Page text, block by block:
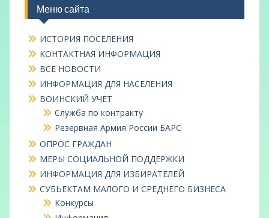
Меню сайта
ИСТОРИЯ ПОСЕЛЕНИЯ
КОНТАКТНАЯ ИНФОРМАЦИЯ
ВСЕ НОВОСТИ
ИНФОРМАЦИЯ ДЛЯ НАСЕЛЕНИЯ
ВОИНСКИЙ УЧЕТ
Служба по контракту
Резервная Армия России БАРС
ОПРОС ГРАЖДАН
МЕРЫ СОЦИАЛЬНОЙ ПОДДЕРЖКИ
ИНФОРМАЦИЯ ДЛЯ ИЗБИРАТЕЛЕЙ
СУБЬЕКТАМ МАЛОГО И СРЕДНЕГО БИЗНЕСА
Конкурсы